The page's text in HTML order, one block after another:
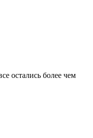
остались более чем